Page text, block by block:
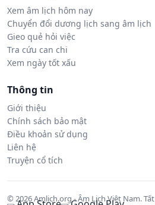
Xem âm lịch hôm nay
Chuyển đổi dương lịch sang âm lịch
Gieo quẻ hỏi việc
Tra cứu can chi
Xem ngày tốt xấu
Thông tin
Giới thiệu
Chính sách bảo mật
Điều khoản sử dụng
Liên hệ
Truyện cổ tích
© 2026 Amlich.org - Âm Lịch Việt Nam.